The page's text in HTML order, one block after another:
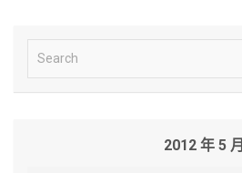
e
2012 年 5 月